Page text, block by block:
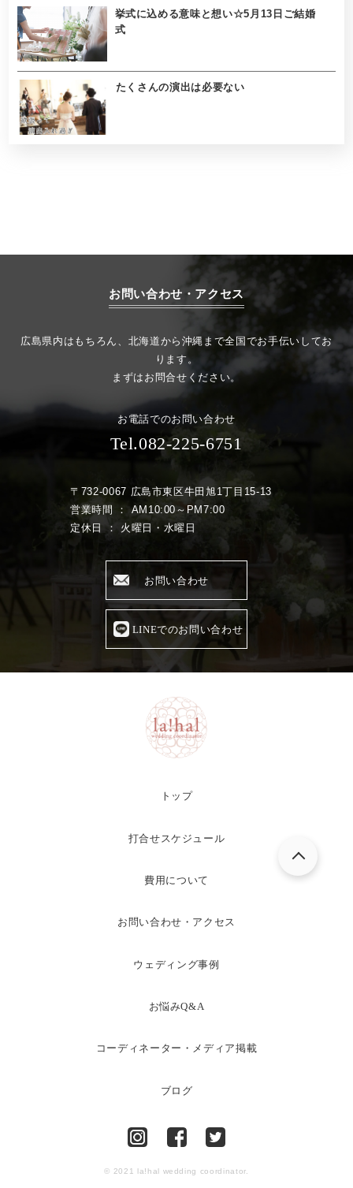
挙式に込める意味と想い☆5月13日ご結婚
式
たくさんの演出は必要ない
お問い合わせ・アクセス
広島県内はもちろん、北海道から沖縄まで全国でお手伝いしてお
ります。
まずはお問合せください。
お電話でのお問い合わせ
Tel.082-225-6751
〒732-0067 広島市東区牛田旭1丁目15-13
営業時間 ： AM10:00～PM7:00
定休日 ： 火曜日・水曜日
お問い合わせ
LINEでのお問い合わせ
トップ
打合せスケジュール
費用について
お問い合わせ・アクセス
ウェディング事例
お悩みQ&A
コーディネーター・メディア掲載
ブログ
© 2021 la!hal wedding coordinator.